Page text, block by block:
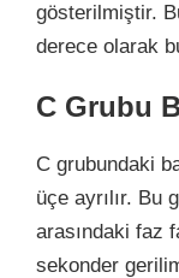
gösterilmiştir.
derece olarak
C Grubu
C grubundaki
üçe ayrılır. Bu
arasındaki faz
sekonder